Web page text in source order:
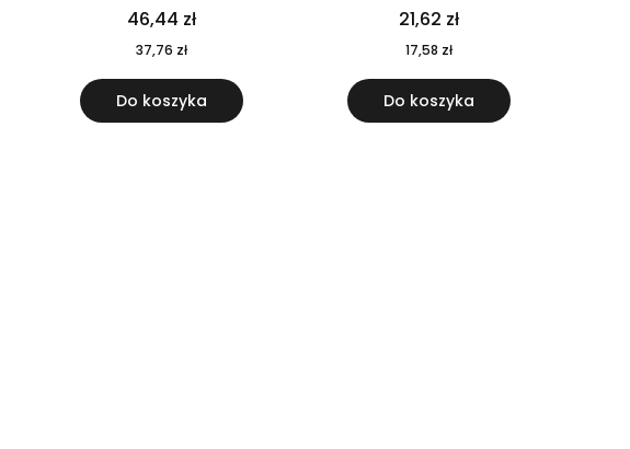
nierdzewnej pochodzącej z
recyklingu 520 ml 94294
46,44 zł
37,76 zł
Do koszyka
MO6282-40
21,62 zł
17,58 zł
Do koszyka